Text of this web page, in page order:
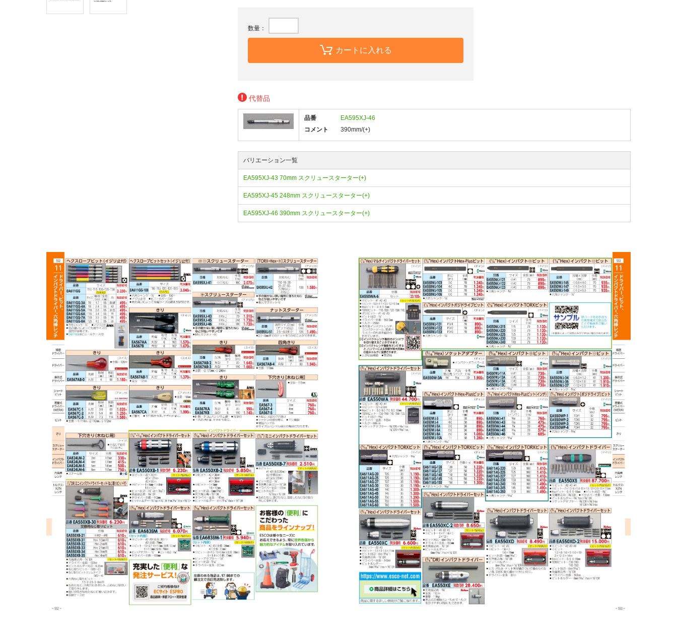
数量：
カートに入れる
代替品
品番
EA595XJ-46
コメント
390mm/(+)
バリエーション一覧
EA595XJ-43 70mm スクリュースターター(+)
EA595XJ-45 248mm スクリュースターター(+)
EA595XJ-46 390mm スクリュースターター(+)